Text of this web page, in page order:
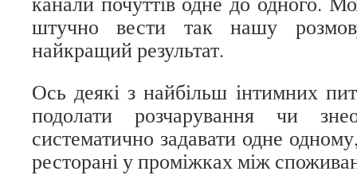
штучно вести так нашу
найкращий результат.
Ось деякі з найбільш інтимних
подолати розчарування чи
систематично задавати одне
ресторані у проміжках між